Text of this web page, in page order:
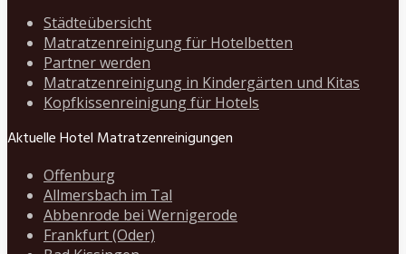
Städteübersicht
Matratzenreinigung für Hotelbetten
Partner werden
Matratzenreinigung in Kindergärten und Kitas
Kopfkissenreinigung für Hotels
Aktuelle Hotel Matratzenreinigungen
Offenburg
Allmersbach im Tal
Abbenrode bei Wernigerode
Frankfurt (Oder)